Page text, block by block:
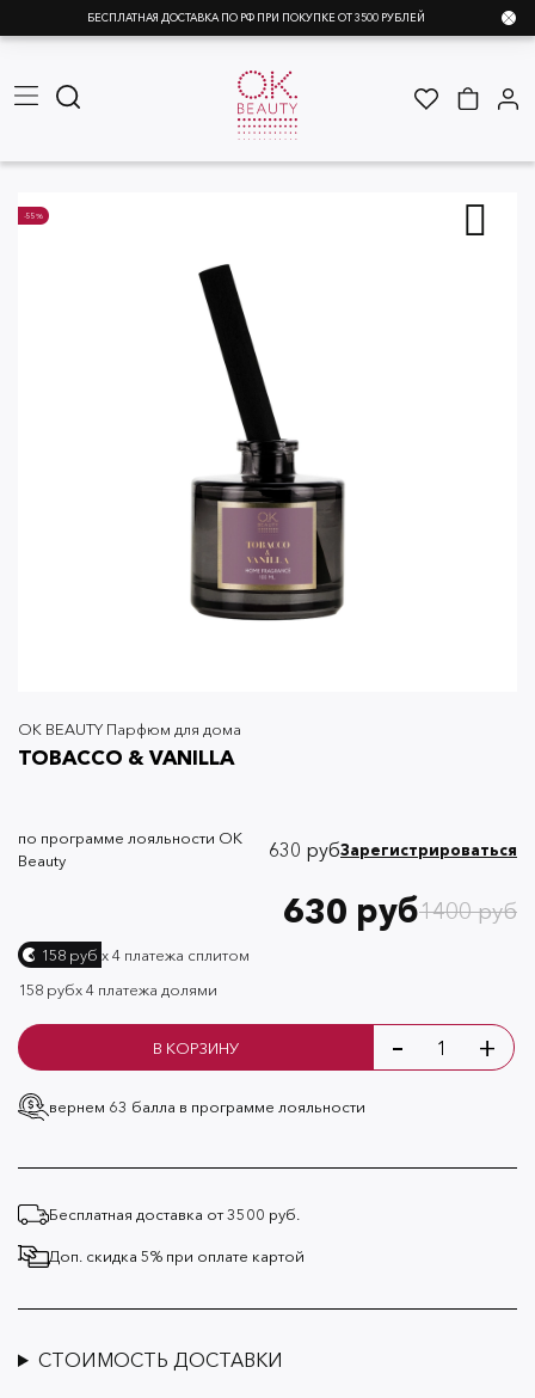
БЕСПЛАТНАЯ ДОСТАВКА ПО РФ ПРИ ПОКУПКЕ ОТ 3500 РУБЛЕЙ
-55%
OK BEAUTY Парфюм для дома
TOBACCO & VANILLA
по программе лояльности OK
Beauty
630 рубЗарегистрироваться
1400 руб
630 руб
158 руб х 4 платежа сплитом
158 рубх 4 платежа долями
В КОРЗИНУ - +
вернем 63 балла в программе лояльности
Бесплатная доставка от 3500 руб.
Доп. скидка 5% при оплате картой
СТОИМОСТЬ ДОСТАВКИ